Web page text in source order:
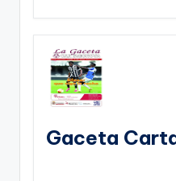
Gaceta